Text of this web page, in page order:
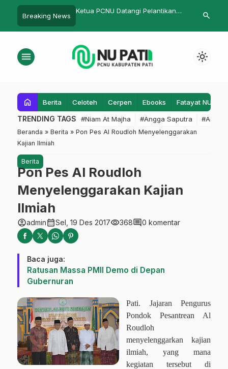
Breaking News
Ketua PCNU Datangi Pelantikan
Disiplin
search
menu light_mode
home Berita Celoteh Cerpen Ebooks Fatayat NU
TRENDING TAGS #Niam At Majha #Angga Saputra #Admin
Beranda » Berita » Pon Pes Al Roudloh Menyelenggarakan
Kajian Ilmiah
Berita
Pon Pes Al Roudloh
Menyelenggarakan Kajian
Ilmiah
account_circleadmincalendar_monthSel, 19 Des 2017visibility368comment0 komentar
Baca juga:
Ratusan Massa PMII Demo di Depan
Gubernuran
Pati. Jajaran Pengurus
Pondok Pesantrean Al
Roudloh
menyelenggarkan kajian
ilmiah, yang mana
kegiatan tersebut di